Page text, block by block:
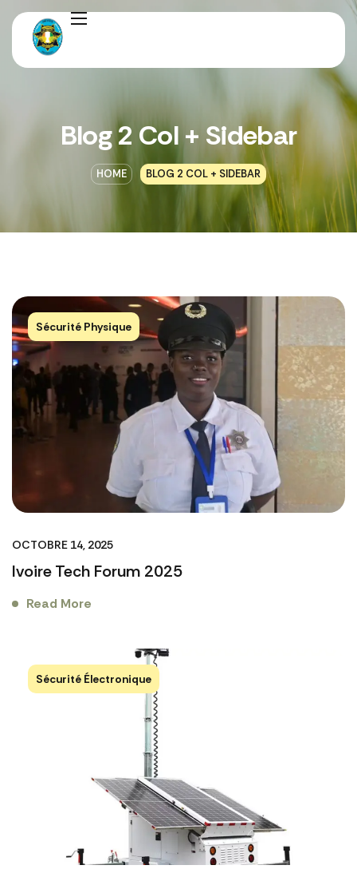
Blog 2 Col + Sidebar
HOME BLOG 2 COL + SIDEBAR
Sécurité Physique
OCTOBRE 14, 2025
Ivoire Tech Forum 2025
Read More
Sécurité Électronique